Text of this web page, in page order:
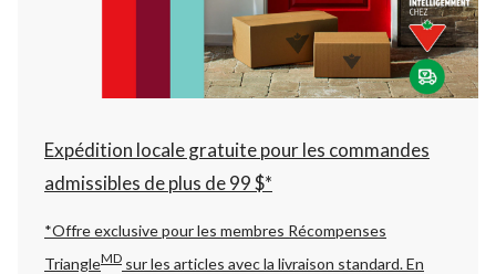
à
22:00
cliquer
pour
changer
Expédition locale gratuite pour les commandes
admissibles de plus de 99 $*
*Offre exclusive pour les membres Récompenses
TriangleMD sur les articles avec la livraison standard.En